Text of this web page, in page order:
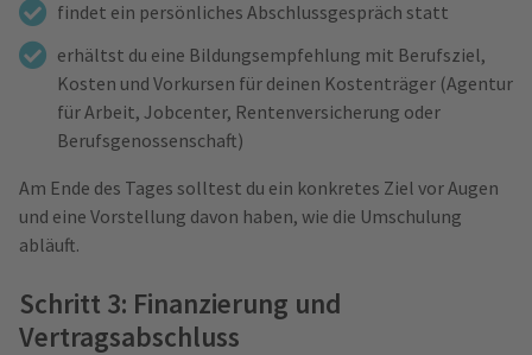
findet ein persönliches Abschlussgespräch statt
erhältst du eine Bildungsempfehlung mit Berufsziel,
Kosten und Vorkursen für deinen Kostenträger (Agentur
für Arbeit, Jobcenter, Rentenversicherung oder
Berufsgenossenschaft)
Am Ende des Tages solltest du ein konkretes Ziel vor Augen
und eine Vorstellung davon haben, wie die Umschulung
abläuft.
Schritt 3: Finanzierung und
Vertragsabschluss